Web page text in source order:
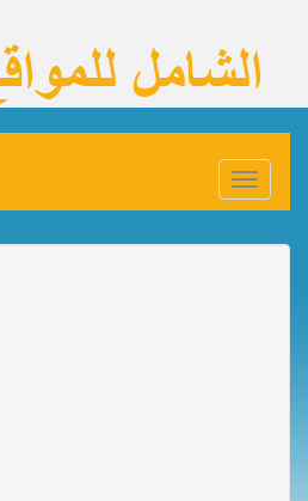
Toggle
navigation